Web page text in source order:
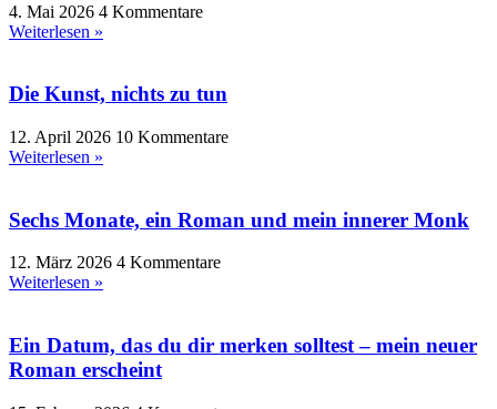
4. Mai 2026 4 Kommentare
Weiterlesen »
Die Kunst, nichts zu tun
12. April 2026 10 Kommentare
Weiterlesen »
Sechs Monate, ein Roman und mein innerer Monk
12. März 2026 4 Kommentare
Weiterlesen »
Ein Datum, das du dir merken solltest – mein neuer
Roman erscheint